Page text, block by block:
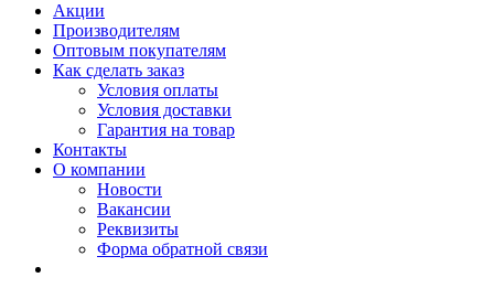
Акции
Производителям
Оптовым покупателям
Как сделать заказ
Условия оплаты
Условия доставки
Гарантия на товар
Контакты
О компании
Новости
Вакансии
Реквизиты
Форма обратной связи